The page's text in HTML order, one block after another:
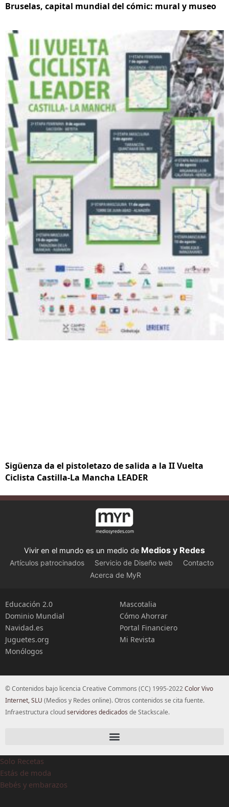
Bruselas, capital mundial del cómic: mural y museo
Sigüenza da el pistoletazo de salida a la II Vuelta
Ciclista Castilla-La Mancha LEADER
Vivir en el mundo es un medio de Medios y Redes
Artículos patrocinados Servicio de Diseño web
Contacto
Acerca de MyR
Educación 2.0
Dominio Mundial
Navidad.es
Juguetes.org
Monólogos
Mascotalia
Cómo Ahorrar
Portal Financiero
Mi Revista
© Contenidos bajo licencia Creative Commons (CC) 1995-2022Color Vivo
Internet, SLU (Medios y Redes online). Otros contenidos se cita fuente.
Infraestructura cloudservidores dedicados de Stackscale.
Solo Recetas
Estás de moda
Bebés y embarazos